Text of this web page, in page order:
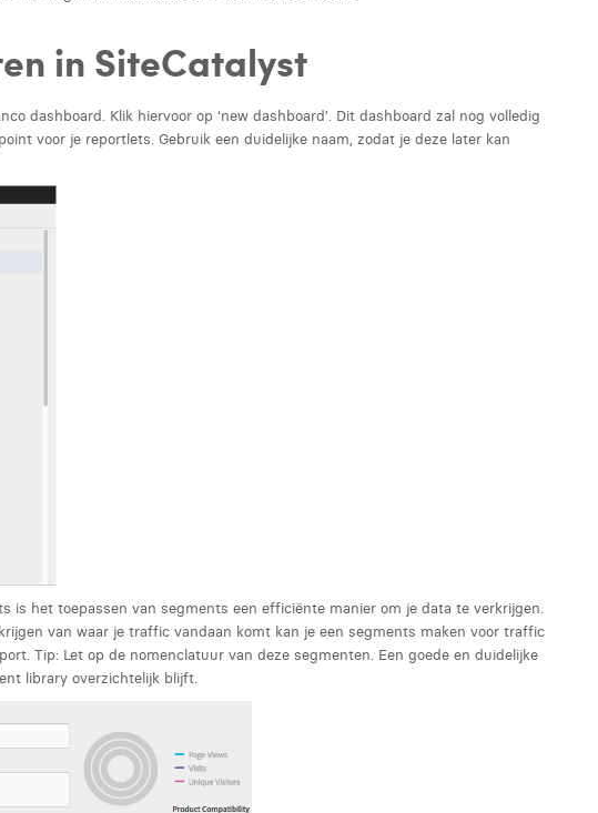
in SiteCatalyst
dashboard. Klik hiervoor op ‘new dashboard’. Dit dashboard zal nog volledig
voor je reportlets. Gebruik een duidelijke naam, zodat je deze later kan
is het toepassen van segments een efficiënte manier om je data te verkrijgen.
van waar je traffic vandaan komt kan je een segments maken voor traffic
Tip: Let op de nomenclatuur van deze segmenten. Een goede en duidelijke
library overzichtelijk blijft.